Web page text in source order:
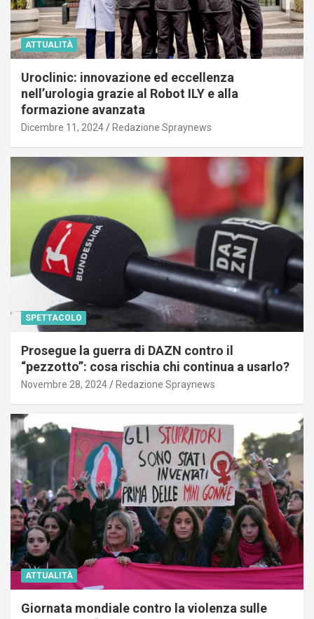
ATTUALITÀ
Uroclinic: innovazione ed eccellenza
nell’urologia grazie al Robot ILY e alla
formazione avanzata
Dicembre 11, 2024 Redazione Spraynews
SPETTACOLO
Prosegue la guerra di DAZN contro il
“pezzotto”: cosa rischia chi continua a usarlo?
Novembre 28, 2024 Redazione Spraynews
ATTUALITÀ
Giornata mondiale contro la violenza sulle